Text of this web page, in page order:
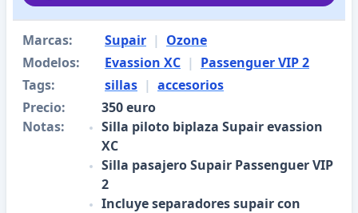
Marcas: Supair | Ozone
Modelos:
Evassion XC | Passenguer VIP 2
Tags:
sillas | accesorios
Precio:
350 euro
Notas:
Silla piloto biplaza Supair evassion
XC
Silla pasajero Supair Passenguer VIP
2
Incluye separadores supair con